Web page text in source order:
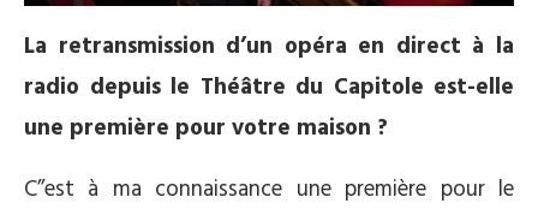
La retransmission d’un opéra en direct à la
radio depuis le Théâtre du Capitole est-elle
une première pour votre maison ?
C’’est à ma connaissance une première pour le